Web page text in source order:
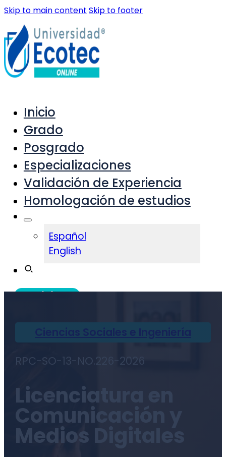
Skip to main content Skip to footer
Inicio
Grado
Posgrado
Especializaciones
Validación de Experiencia
Homologación de estudios
Español
English
Admisiones
Ciencias Sociales e Ingeniería
RPC-SO-13-NO.226-2026
Licenciatura en
Comunicación y
Medios Digitales